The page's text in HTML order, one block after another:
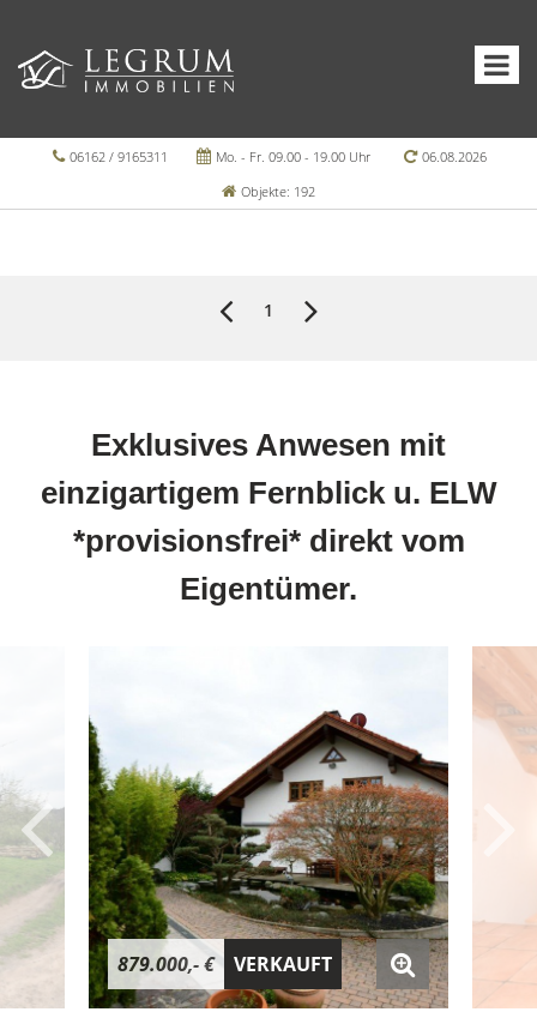
06162 / 9165311 Mo. - Fr. 09.00 - 19.00 Uhr
06.08.2026
Objekte: 192
1
Exklusives Anwesen mit
einzigartigem Fernblick u. ELW
*provisionsfrei* direkt vom
Eigentümer.
879.000,- € VERKAUFT